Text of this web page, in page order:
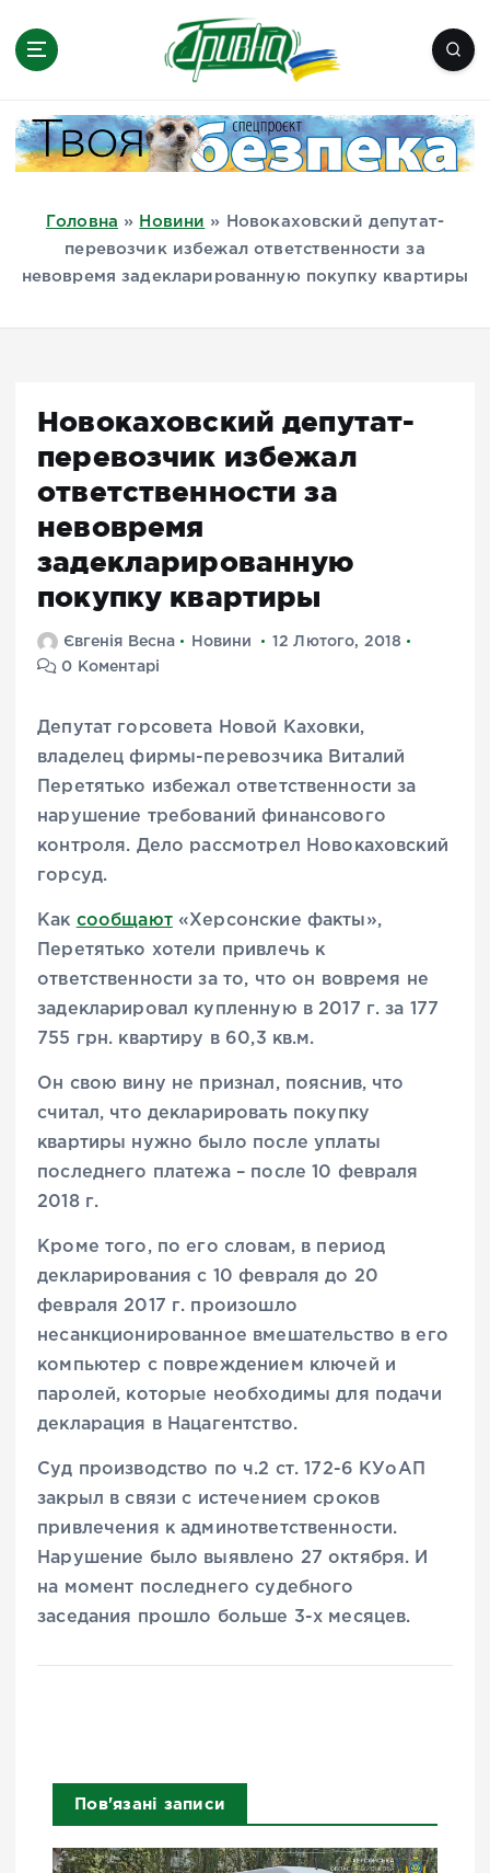
Миколаїв, Одеса, Мелітополь
Головна » Новини »
Новокаховский депутат-
перевозчик избежал ответственности за
невовремя задекларированную покупку квартиры
Новокаховский депутат-
перевозчик избежал
ответственности за
невовремя
задекларированную
покупку квартиры
Євгенія Весна Новини
12 Лютого, 2018
0 Коментарі
Депутат горсовета Новой Каховки,
владелец фирмы-перевозчика Виталий
Перетятько избежал ответственности за
нарушение требований финансового
контроля. Дело рассмотрел Новокаховский
горсуд.
Как сообщают«Херсонские факты»,
Перетятько хотели привлечь к
ответственности за то, что он вовремя не
задекларировал купленную в 2017 г. за 177
755 грн. квартиру в 60,3 кв.м.
Он свою вину не признал, пояснив, что
считал, что декларировать покупку
квартиры нужно было после уплаты
последнего платежа – после 10 февраля
2018 г.
Кроме того, по его словам, в период
декларирования с 10 февраля до 20
февраля 2017 г. произошло
несанкционированное вмешательство в его
компьютер с повреждением ключей и
паролей, которые необходимы для подачи
декларация в Нацагентство.
Суд производство по ч.2 ст. 172-6 КУоАП
закрыл в связи с истечением сроков
привлечения к админответственности.
Нарушение было выявлено 27 октября. И
на момент последнего судебного
заседания прошло больше 3-х месяцев.
Пов'язані записи